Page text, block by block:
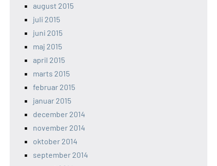
august 2015
juli 2015
juni 2015
maj 2015
april 2015
marts 2015
februar 2015
januar 2015
december 2014
november 2014
oktober 2014
september 2014